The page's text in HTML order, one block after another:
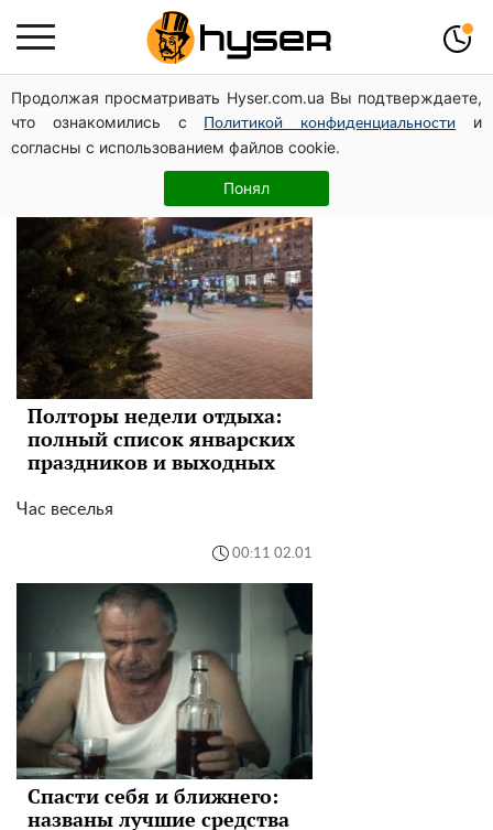
Продолжая просматривать Hyser.com.ua Вы подтверждаете,
что ознакомились с
Политикой конфиденциальности
и
согласны с использованием файлов cookie.
Понял
новый год
Полторы недели отдыха:
полный список январских
праздников и выходных
Час веселья
00:11 02.01
Спасти себя и ближнего:
названы лучшие средства